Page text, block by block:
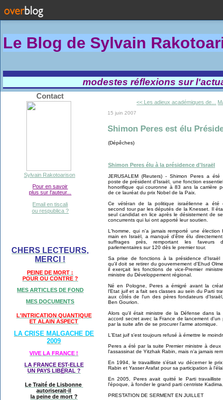
Le Blog de Sylvain Rakotoa
modestes réflexions sur
Contact
Sylvain Rakotoarison
Pour en savoir
plus sur l'auteur...
Email en tiscali
ou respublica ?
CHERS LECTEURS,
MERCI !
PEINE DE MORT :
POUR OU CONTRE ?
MES ARTICLES DE FOND
MES DOCUMENTS
L'INTRICATION QUANTIQUE
ET ALAIN ASPECT
LA CRISE MALGACHE DE
2009
VIVE LA FRANCE !
LA FRANCE EST-ELLE
UN PAYS LIBÉRAL ?
Le Traité de Lisbonne
autoriserait-il
la peine de mort ?
<< Les adieux académiques de...
15 juin 2007
Shimon Peres est élu
(Dépêches)
Shimon Peres élu à la présidence d'Israël
JERUSALEM (Reuters) - Shimon Peres a été
poste de président d'Israël, une fonction
honorifique qui couronne à 83 ans la carrière
de ce lauréat du prix Nobel de la Paix.
Ce vétéran de la politique israélienne a été
second tour par les députés de la Knesset. Il
seul candidat en lice après le désistement de
concurrents qui lui ont apporté leur soutien.
L'homme, qui n'a jamais remporté une élection
main en Israël, a manqué d'être élu
suffrages près, remportant les faveurs
parlementaires sur 120 dès le premier tour.
Sa prise de fonctions à la présidence d'Israël
qu'il doit se retirer du gouvernement d'Ehud
il exerçait les fonctions de vice-Premier
ministre du Développement régional.
Né en Pologne, Peres a émigré avant la
l'Etat juif et a fait ses classes au sein du Parti
aux côtés de l'un des pères fondateurs
Ben Gourion.
Alors qu'il était ministre de la Défense dans
accord secret avec la France de lancement
par la suite afin de se procurer l'arme atomique.
L'Etat juif s'est toujours refusé à émettre le
Peres a été par la suite Premier ministre à
l'assassinat de Yitzhak Rabin, mais n'a jamais
En 1994, le travailliste s'était vu décerner le
Rabin et Yasser Arafat pour sa participation à
En 2005, Peres avait quitté le Parti
l'époque, à fonder le grand parti centriste Kadima.
PRESTATION DE SERMENT EN JUILLET